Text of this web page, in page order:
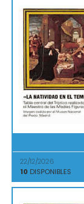
22/12/2026
10 DISPONIBLES